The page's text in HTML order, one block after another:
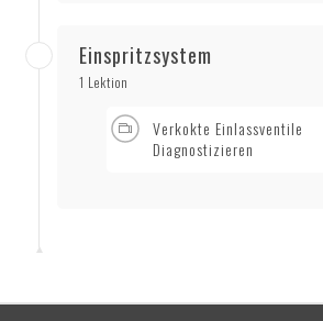
Einspritzsystem
1 Lektion
Verkokte Einlassventile
Diagnostizieren